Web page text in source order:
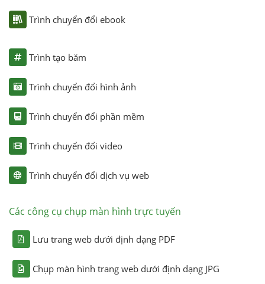
Trình chuyển đổi ebook
Trình tạo băm
Trình chuyển đổi hình ảnh
Trình chuyển đổi phần mềm
Trình chuyển đổi video
Trình chuyển đổi dịch vụ web
Các công cụ chụp màn hình trực tuyến
Lưu trang web dưới định dạng PDF
Chụp màn hình trang web dưới định dạng JPG